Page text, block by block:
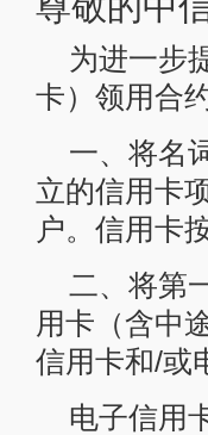
为进一步
卡）领用合
一、将名
立的信用卡
户。信用卡
二、将第
用卡（含中
信用卡和/或
电子信用